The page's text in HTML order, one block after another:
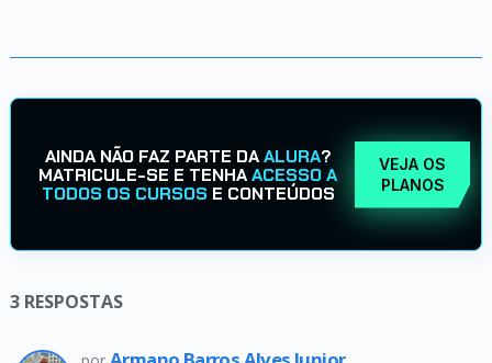
AINDA NÃO FAZ PARTE DAALURA?
MATRICULE-SE E TENHAACESSO A
TODOS OS CURSOS E CONTEÚDOS
VEJA OS
PLANOS
3 RESPOSTAS